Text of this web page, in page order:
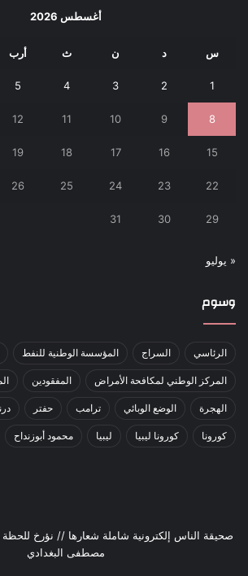
أغسطس 2026
س د ن ث أرب
1
2
3
4
5
8
9
10
11
12
15
16
17
18
19
22
23
24
25
26
29
30
31
« يوليو
وسوم
الرئاسي السراج المؤسسة الوطنية للنفط
المركز الوطني لمكافحة الأمراض المفقودين
الهجرة الوضع الوبائي ترامب حفتر
كورونا كورونا ليبيا ليبيا محمود أبوزنداح
صحيقة الناس إلكترونية شاملة شعارها // نؤرخ للحظة
مصطفى البغدادي